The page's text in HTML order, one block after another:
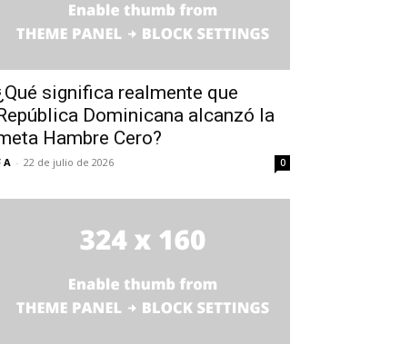
significa realmente que
Dominicana alcanzó la
Hambre Cero?
A - 22 de julio de 2026 0